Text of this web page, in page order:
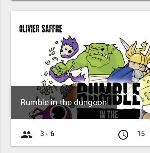
Rumble in the dungeon
group 3 - 6 access_time 15